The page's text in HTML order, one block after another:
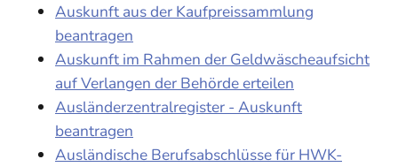
Auskunft aus der Kaufpreissammlung
beantragen
Auskunft im Rahmen der Geldwäscheaufsicht
auf Verlangen der Behörde erteilen
Ausländerzentralregister - Auskunft
beantragen
Ausländische Berufsabschlüsse für HWK-